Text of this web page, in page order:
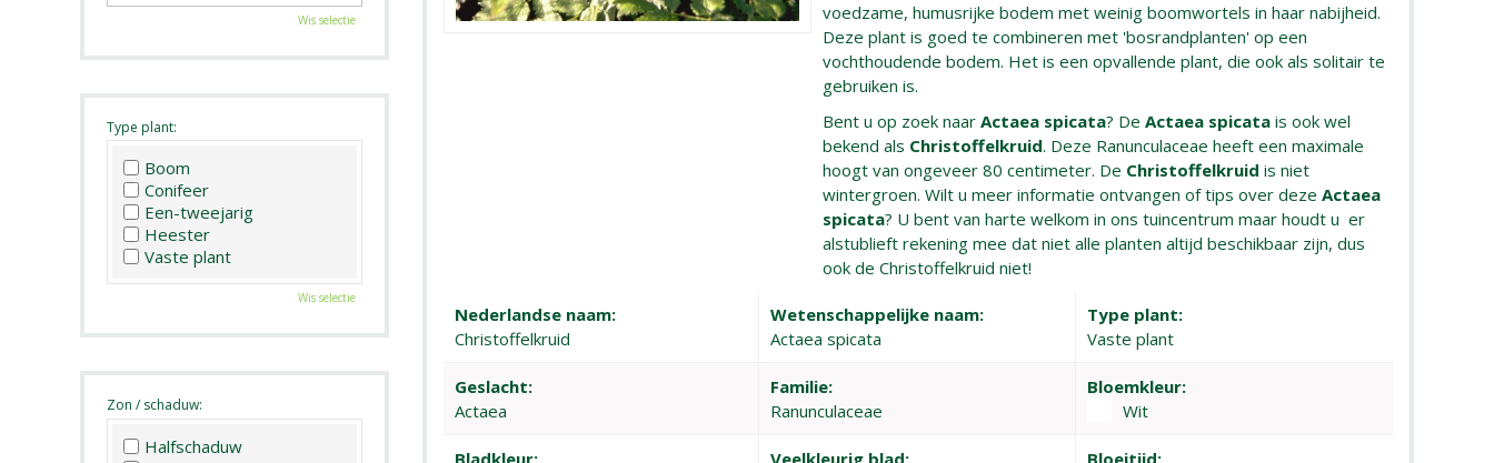
voedzame, humusrijke bodem met weinig boomwortels in haar nabijheid.
Deze plant is goed te combineren met 'bosrandplanten' op een
vochthoudende bodem. Het is een opvallende plant, die ook als solitair te
gebruiken is.
Bent u op zoek naarActaea spicata? DeActaea spicata is ook wel
bekend als Christoffelkruid. Deze Ranunculaceae heeft een maximale
hoogt van ongeveer 80 centimeter. De Christoffelkruidis niet
wintergroen. Wilt u meer informatie ontvangen of tips over dezeActaea
spicata? U bent van harte welkom in ons tuincentrum maar houdt u er
alstublieft rekening mee dat niet alle planten altijd beschikbaar zijn, dus
ook de Christoffelkruid niet!
Nederlandse naam:
Christoffelkruid
Wetenschappelijke naam:
Actaea spicata
Type plant:
Vaste plant
Geslacht:
Actaea
Familie:
Ranunculaceae
Bloemkleur:
Wit
Bladkleur:
Veelkleurig blad:
Bloeitijd:
Wis selectie
Type plant:
Boom
Conifeer
Een-tweejarig
Heester
Vaste plant
Wis selectie
Zon / schaduw:
Halfschaduw